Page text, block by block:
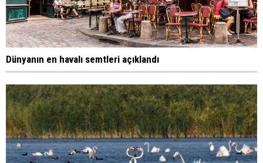
Dünyanın en havalı semtleri açıklandı